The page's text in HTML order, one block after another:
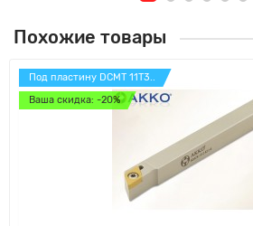
Похожие товары
Под пластину DCMT 11T3..
Ваша скидка: -20%